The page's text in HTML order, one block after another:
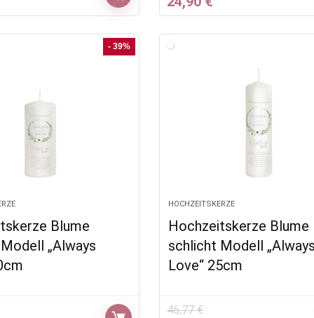
Preis
37,90 €
Preis
- 39%
Blume
„Always
HOCHZEITSKERZE
Hochzeitskerze Blume
schlicht Modell „Always
Love“ 25cm
46,77€